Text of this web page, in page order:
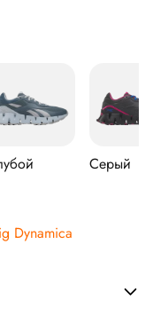
Серый
Dynamica